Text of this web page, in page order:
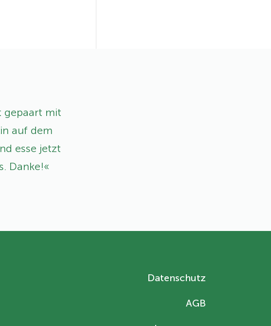
­gepaart mit
auf dem
esse jetzt
Danke!«
Datenschutz
AGB